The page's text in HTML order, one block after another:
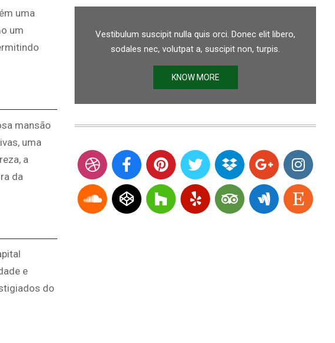
uma
um
mansão
uma
a
da
e
do
Vestibulum suscipit nulla quis orci. Donec elit libero,
sodales nec, volutpat a, suscipit non, turpis.
KNOW MORE